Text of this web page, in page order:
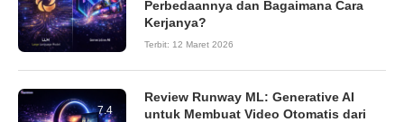
Perbedaannya dan Bagaimana Cara
Kerjanya?
Terbit: 12 Maret 2026
7.4
Review Runway ML: Generative AI
untuk Membuat Video Otomatis dari